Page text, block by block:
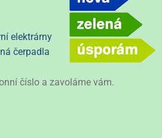
elektrárny
čerpadla
číslo a zavoláme vám.